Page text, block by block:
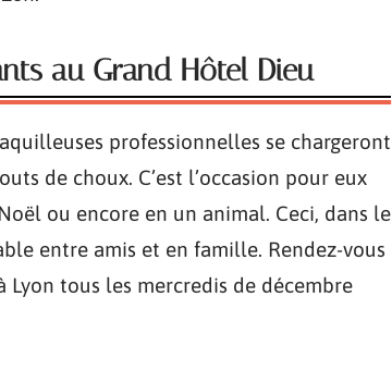
au Grand Hôtel Dieu
professionnelles se chargeront
de choux. C’est l’occasion pour eux
ou encore en un animal. Ceci, dans le
entre amis et en famille. Rendez-vous
tous les mercredis de décembre